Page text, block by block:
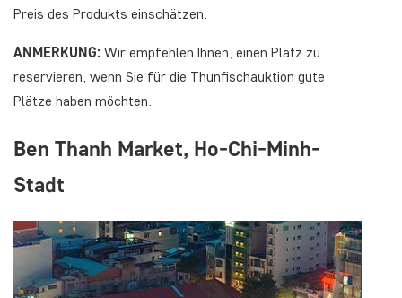
Preis des Produkts einschätzen.
ANMERKUNG: Wir empfehlen Ihnen, einen Platz zu
reservieren, wenn Sie für die Thunfischauktion gute
Plätze haben möchten.
Ben Thanh Market, Ho-Chi-Minh-
Stadt